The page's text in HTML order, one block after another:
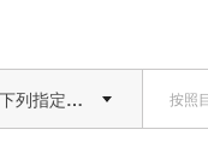
搜索全部或下列指定分类